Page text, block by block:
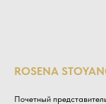
ROSENA
Почетный